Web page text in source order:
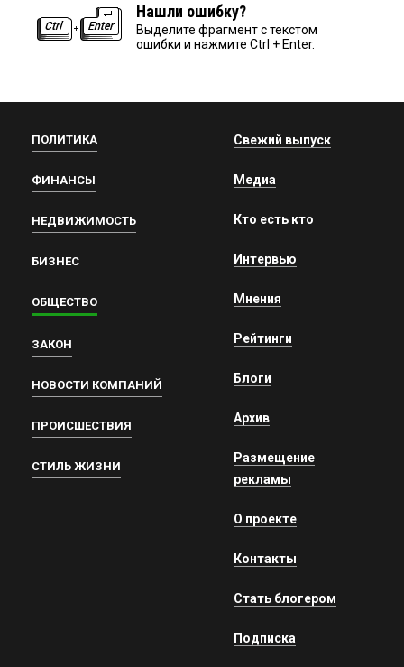
Нашли ошибку?
Выделите фрагмент с текстом
ошибки и нажмите Ctrl + Enter.
ПОЛИТИКА
ФИНАНСЫ
НЕДВИЖИМОСТЬ
БИЗНЕС
ОБЩЕСТВО
ЗАКОН
НОВОСТИ КОМПАНИЙ
ПРОИСШЕСТВИЯ
СТИЛЬ ЖИЗНИ
Свежий выпуск
Медиа
Кто есть кто
Интервью
Мнения
Рейтинги
Блоги
Архив
Размещение
рекламы
О проекте
Контакты
Стать блогером
Подписка